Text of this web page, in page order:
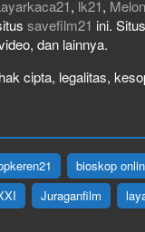
, lk21,
savefilm21 ini.
dan lainnya.
cipta, legalitas,
bioskop
Juraganfilm